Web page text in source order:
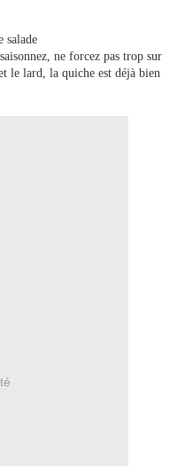
salade
ne forcez pas trop sur
le lard, la quiche est déjà bien